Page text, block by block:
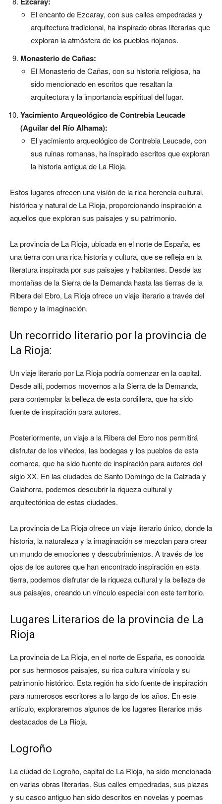
El encanto de Ezcaray, con sus calles empedradas y
arquitectura tradicional, ha inspirado obras literarias que
exploran la atmósfera de los pueblos riojanos.
Monasterio de Cañas:
El Monasterio de Cañas, con su historia religiosa, ha
sido mencionado en escritos que resaltan la
arquitectura y la importancia espiritual del lugar.
Yacimiento Arqueológico de Contrebia Leucade
(Aguilar del Río Alhama):
El yacimiento arqueológico de Contrebia Leucade, con
sus ruinas romanas, ha inspirado escritos que exploran
la historia antigua de La Rioja.
Estos lugares ofrecen una visión de la rica herencia cultural,
histórica y natural de La Rioja, proporcionando inspiración a
aquellos que exploran sus paisajes y su patrimonio.
La provincia de La Rioja, ubicada en el norte de España, es
una tierra con una rica historia y cultura, que se refleja en la
literatura inspirada por sus paisajes y habitantes. Desde las
montañas de la Sierra de la Demanda hasta las tierras de la
Ribera del Ebro, La Rioja ofrece un viaje literario a través del
tiempo y la imaginación.
Un recorrido literario por la provincia de
La Rioja:
Un viaje literario por La Rioja podría comenzar en la capital.
Desde allí, podemos movernos a la Sierra de la Demanda,
para contemplar la belleza de esta cordillera, que ha sido
fuente de inspiración para autores.
Posteriormente, un viaje a la Ribera del Ebro nos permitirá
disfrutar de los viñedos, las bodegas y los pueblos de esta
comarca, que ha sido fuente de inspiración para autores del
siglo XX. En las ciudades de Santo Domingo de la Calzada y
Calahorra, podemos descubrir la riqueza cultural y
arquitectónica de estas ciudades.
La provincia de La Rioja ofrece un viaje literario único, donde la
historia, la naturaleza y la imaginación se mezclan para crear
un mundo de emociones y descubrimientos. A través de los
ojos de los autores que han encontrado inspiración en esta
tierra, podemos disfrutar de la riqueza cultural y la belleza de
sus paisajes, creando un vínculo especial con este territorio.
Lugares Literarios de la provincia de La
Rioja
La provincia de La Rioja, en el norte de España, es conocida
por sus hermosos paisajes, su rica cultura vinícola y su
patrimonio histórico. Esta región ha sido fuente de inspiración
para numerosos escritores a lo largo de los años. En este
artículo, exploraremos algunos de los lugares literarios más
destacados de La Rioja.
Logroño
La ciudad de Logroño, capital de La Rioja, ha sido mencionada
en varias obras literarias. Sus calles empedradas, sus plazas
y su casco antiguo han sido descritos en novelas y poemas